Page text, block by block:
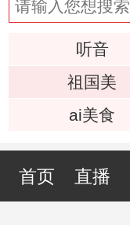
听音
祖国美
ai美食
首页 直播